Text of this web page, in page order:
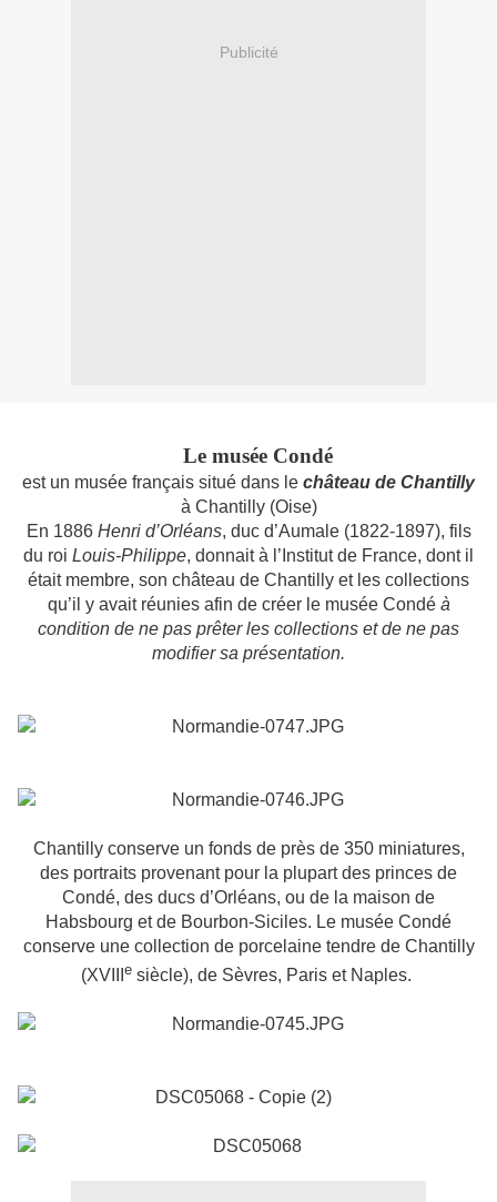
Publicité
Le musée Condé
est un musée français situé dans le château de Chantilly
à Chantilly (Oise)
En 1886 Henri d’Orléans, duc d’Aumale (1822-1897), fils
du roi Louis-Philippe, donnait à l’Institut de France, dont il
était membre, son château de Chantilly et les collections
qu’il y avait réunies afin de créer le musée Condé à
condition de ne pas prêter les collections et de ne pas
modifier sa présentation.
Chantilly conserve un fonds de près de 350 miniatures,
des portraits provenant pour la plupart des princes de
Condé, des ducs d’Orléans, ou de la maison de
Habsbourg et de Bourbon-Siciles. Le musée Condé
conserve une collection de porcelaine tendre de Chantilly
(XVIII e siècle), de Sèvres, Paris et Naples.